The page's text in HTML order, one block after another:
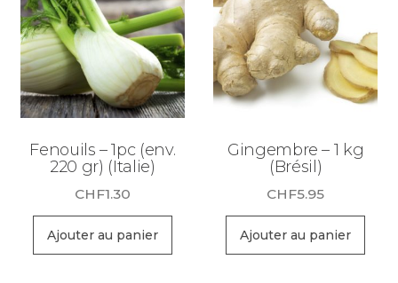
Fenouils – 1pc (env.
220 gr) (Italie)
CHF1.30
Ajouter au panier
Gingembre – 1 kg
(Brésil)
CHF5.95
Ajouter au panier